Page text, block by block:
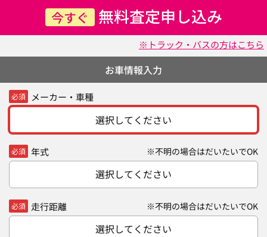
今すぐ 無料査定申し込み
※トラック・バスの方はこちら
お車情報入力
必須 メーカー・車種
選択してください
必須 年式 ※不明の場合はだいたいでOK
選択してください
必須 走行距離 ※不明の場合はだいたいでOK
選択してください